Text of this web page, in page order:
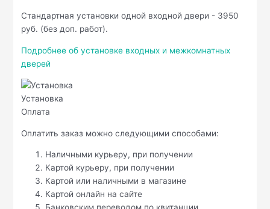
Стандартная установки одной входной двери - 3950
руб. (без доп. работ).
Подробнее об установке входных и межкомнатных
дверей
Установка
Оплата
Оплатить заказ можно следующими способами:
Наличными курьеру, при получении
Картой курьеру, при получении
Картой или наличными в магазине
Картой онлайн на сайте